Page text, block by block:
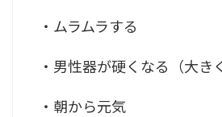
・ムラムラする
・男性器が硬くなる（大き
・朝から元気